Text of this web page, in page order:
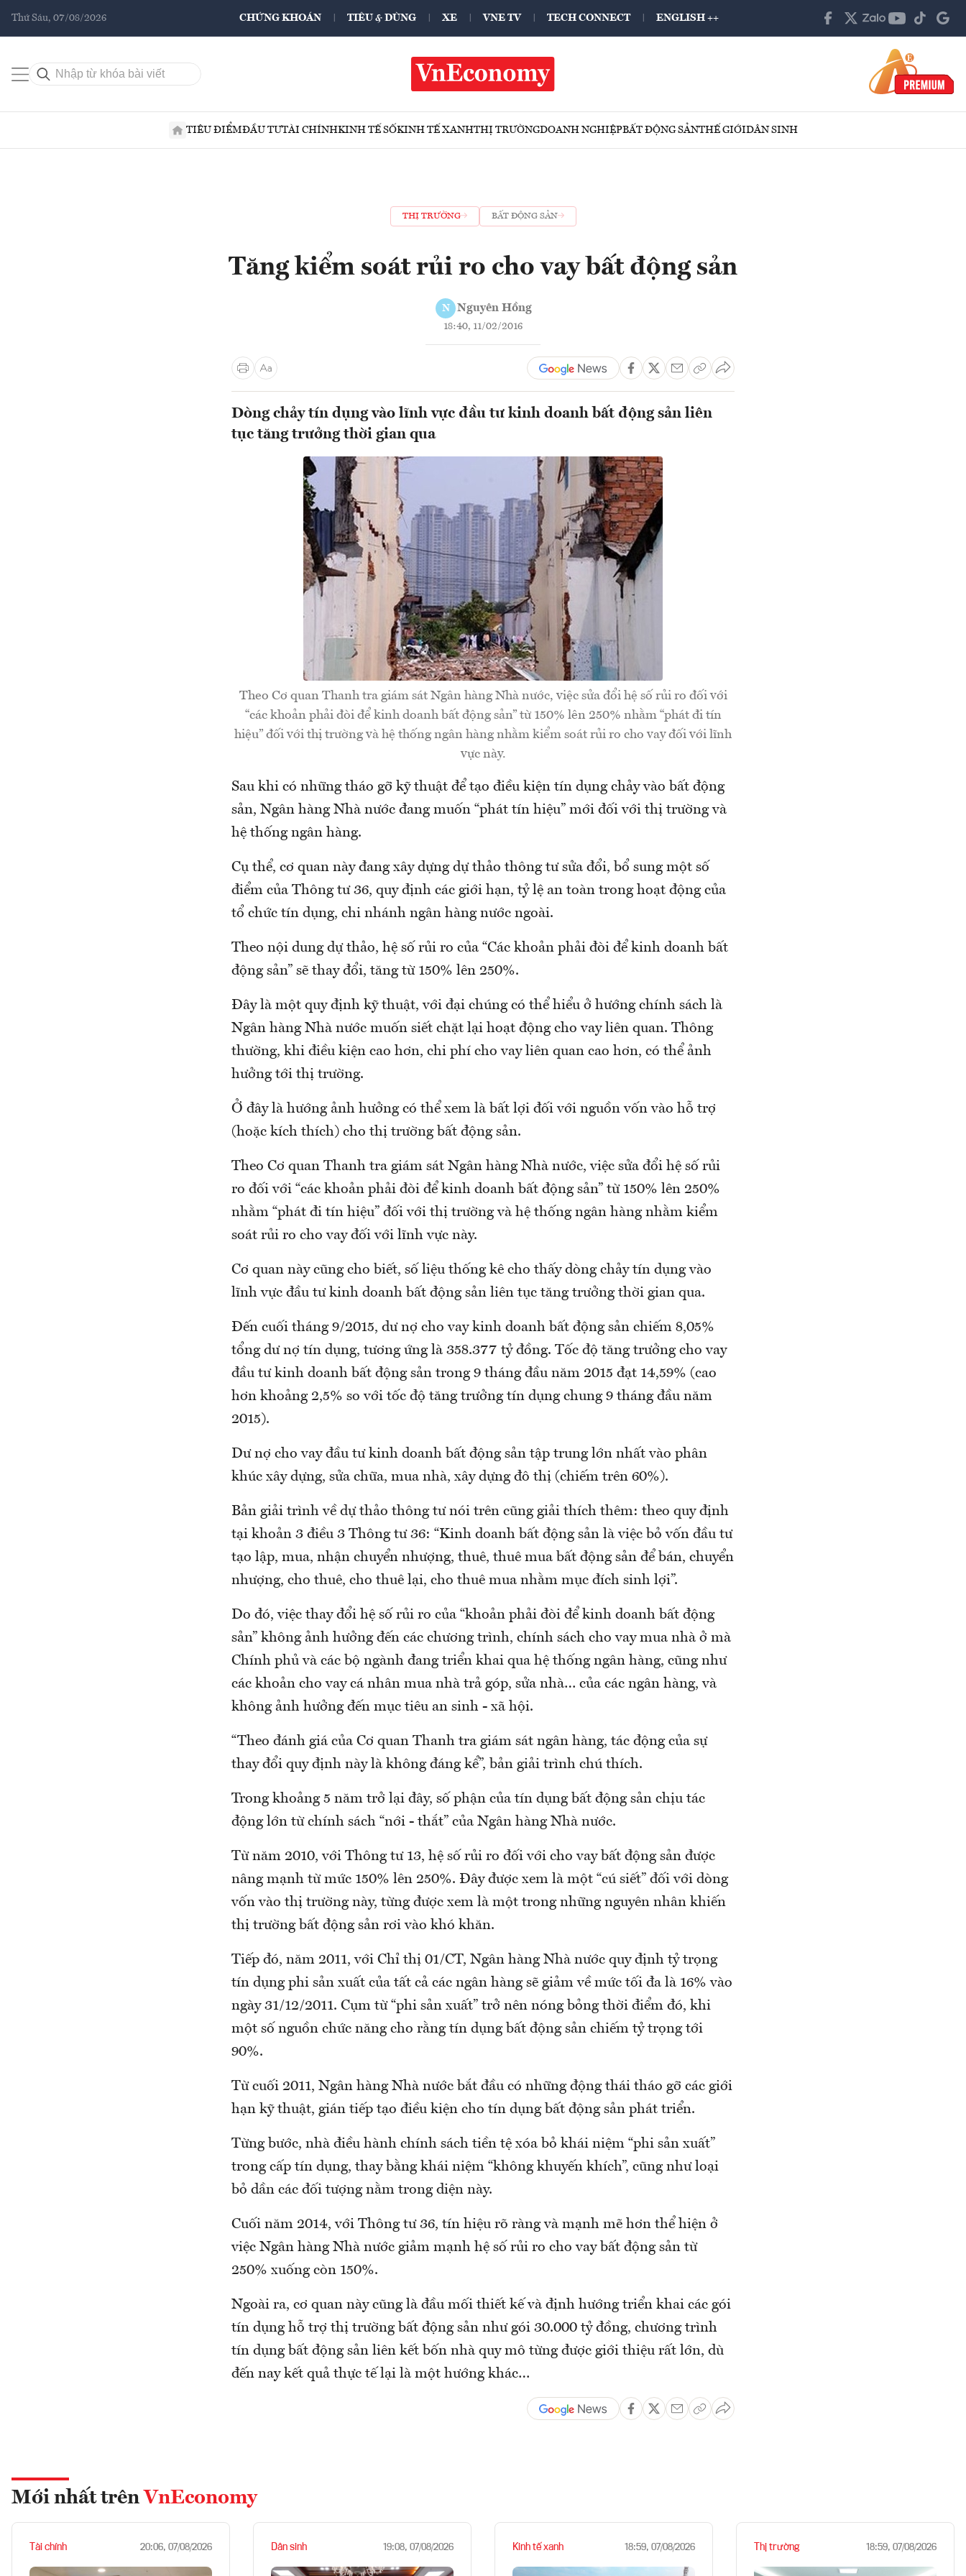
Thứ Sáu, 07/08/2026 CHỨNG KHOÁN TIÊU & DÙNG XE VNE TV TECH CONNECT ENGLISH ++
TIÊU ĐIỂMĐẦU TƯTÀI CHÍNHKINH TẾ SỐKINH TẾ XANHTHỊ TRƯỜNGDOANH NGHIỆPBẤT ĐỘNG SẢNTHẾ GIỚIDÂN SINH
THỊ TRƯỜNG BẤT ĐỘNG SẢN
Tăng kiểm soát rủi ro cho vay bất động sản
N Nguyên Hồng
18:40, 11/02/2016
Dòng chảy tín dụng vào lĩnh vực đầu tư kinh doanh bất động sản liên
tục tăng trưởng thời gian qua
Theo Cơ quan Thanh tra giám sát Ngân hàng Nhà nước, việc sửa đổi hệ số rủi ro đối với
“các khoản phải đòi để kinh doanh bất động sản” từ 150% lên 250% nhằm “phát đi tín
hiệu” đối với thị trường và hệ thống ngân hàng nhằm kiểm soát rủi ro cho vay đối với lĩnh
vực này.
Sau khi có những tháo gỡ kỹ thuật để tạo điều kiện tín dụng chảy vào bất động
sản, Ngân hàng Nhà nước đang muốn “phát tín hiệu” mới đối với thị trường và
hệ thống ngân hàng.
Cụ thể, cơ quan này đang xây dựng dự thảo thông tư sửa đổi, bổ sung một số
điểm của Thông tư 36, quy định các giới hạn, tỷ lệ an toàn trong hoạt động của
tổ chức tín dụng, chi nhánh ngân hàng nước ngoài.
Theo nội dung dự thảo, hệ số rủi ro của “Các khoản phải đòi để kinh doanh bất
động sản” sẽ thay đổi, tăng từ 150% lên 250%.
Đây là một quy định kỹ thuật, với đại chúng có thể hiểu ở hướng chính sách là
Ngân hàng Nhà nước muốn siết chặt lại hoạt động cho vay liên quan. Thông
thường, khi điều kiện cao hơn, chi phí cho vay liên quan cao hơn, có thể ảnh
hưởng tới thị trường.
Ở đây là hướng ảnh hưởng có thể xem là bất lợi đối với nguồn vốn vào hỗ trợ
(hoặc kích thích) cho thị trường bất động sản.
Theo Cơ quan Thanh tra giám sát Ngân hàng Nhà nước, việc sửa đổi hệ số rủi
ro đối với “các khoản phải đòi để kinh doanh bất động sản” từ 150% lên 250%
nhằm “phát đi tín hiệu” đối với thị trường và hệ thống ngân hàng nhằm kiểm
soát rủi ro cho vay đối với lĩnh vực này.
Cơ quan này cũng cho biết, số liệu thống kê cho thấy dòng chảy tín dụng vào
lĩnh vực đầu tư kinh doanh bất động sản liên tục tăng trưởng thời gian qua.
Đến cuối tháng 9/2015, dư nợ cho vay kinh doanh bất động sản chiếm 8,05%
tổng dư nợ tín dụng, tương ứng là 358.377 tỷ đồng. Tốc độ tăng trưởng cho vay
đầu tư kinh doanh bất động sản trong 9 tháng đầu năm 2015 đạt 14,59% (cao
hơn khoảng 2,5% so với tốc độ tăng trưởng tín dụng chung 9 tháng đầu năm
2015).
Dư nợ cho vay đầu tư kinh doanh bất động sản tập trung lớn nhất vào phân
khúc xây dựng, sửa chữa, mua nhà, xây dựng đô thị (chiếm trên 60%).
Bản giải trình về dự thảo thông tư nói trên cũng giải thích thêm: theo quy định
tại khoản 3 điều 3 Thông tư 36: “Kinh doanh bất động sản là việc bỏ vốn đầu tư
tạo lập, mua, nhận chuyển nhượng, thuê, thuê mua bất động sản để bán, chuyển
nhượng, cho thuê, cho thuê lại, cho thuê mua nhằm mục đích sinh lợi”.
Do đó, việc thay đổi hệ số rủi ro của “khoản phải đòi để kinh doanh bất động
sản” không ảnh hưởng đến các chương trình, chính sách cho vay mua nhà ở mà
Chính phủ và các bộ ngành đang triển khai qua hệ thống ngân hàng, cũng như
các khoản cho vay cá nhân mua nhà trả góp, sửa nhà… của các ngân hàng, và
không ảnh hưởng đến mục tiêu an sinh - xã hội.
“Theo đánh giá của Cơ quan Thanh tra giám sát ngân hàng, tác động của sự
thay đổi quy định này là không đáng kể”, bản giải trình chú thích.
Trong khoảng 5 năm trở lại đây, số phận của tín dụng bất động sản chịu tác
động lớn từ chính sách “nới - thắt” của Ngân hàng Nhà nước.
Từ năm 2010, với Thông tư 13, hệ số rủi ro đối với cho vay bất động sản được
nâng mạnh từ mức 150% lên 250%. Đây được xem là một “cú siết” đối với dòng
vốn vào thị trường này, từng được xem là một trong những nguyên nhân khiến
thị trường bất động sản rơi vào khó khăn.
Tiếp đó, năm 2011, với Chỉ thị 01/CT, Ngân hàng Nhà nước quy định tỷ trọng
tín dụng phi sản xuất của tất cả các ngân hàng sẽ giảm về mức tối đa là 16% vào
ngày 31/12/2011. Cụm từ “phi sản xuất” trở nên nóng bỏng thời điểm đó, khi
một số nguồn chức năng cho rằng tín dụng bất động sản chiếm tỷ trọng tới
90%.
Từ cuối 2011, Ngân hàng Nhà nước bắt đầu có những động thái tháo gỡ các giới
hạn kỹ thuật, gián tiếp tạo điều kiện cho tín dụng bất động sản phát triển.
Từng bước, nhà điều hành chính sách tiền tệ xóa bỏ khái niệm “phi sản xuất”
trong cấp tín dụng, thay bằng khái niệm “không khuyến khích”, cũng như loại
bỏ dần các đối tượng nằm trong diện này.
Cuối năm 2014, với Thông tư 36, tín hiệu rõ ràng và mạnh mẽ hơn thể hiện ở
việc Ngân hàng Nhà nước giảm mạnh hệ số rủi ro cho vay bất động sản từ
250% xuống còn 150%.
Ngoài ra, cơ quan này cũng là đầu mối thiết kế và định hướng triển khai các gói
tín dụng hỗ trợ thị trường bất động sản như gói 30.000 tỷ đồng, chương trình
tín dụng bất động sản liên kết bốn nhà quy mô từng được giới thiệu rất lớn, dù
đến nay kết quả thực tế lại là một hướng khác…
Mới nhất trên VnEconomy
Tài chính 20:06, 07/08/2026 Dân sinh 19:08, 07/08/2026 Kinh tế xanh 18:59, 07/08/2026 Thị trường 18:59, 07/08/2026